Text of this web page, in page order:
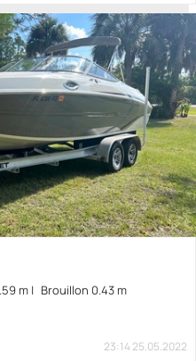
m Brouillon 0.43 m
23:14 25.05.2022